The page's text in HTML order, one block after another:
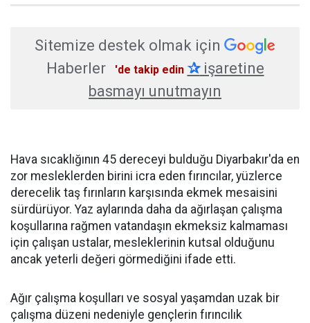
Sitemize destek olmak için
Haberler
'de takip edin ✰işaretine
basmayı unutmayın
Hava sıcaklığının 45 dereceyi bulduğu Diyarbakır'da en
zor mesleklerden birini icra eden fırıncılar, yüzlerce
derecelik taş fırınların karşısında ekmek mesaisini
sürdürüyor. Yaz aylarında daha da ağırlaşan çalışma
koşullarına rağmen vatandaşın ekmeksiz kalmaması
için çalışan ustalar, mesleklerinin kutsal olduğunu
ancak yeterli değeri görmediğini ifade etti.
Ağır çalışma koşulları ve sosyal yaşamdan uzak bir
çalışma düzeni nedeniyle gençlerin fırıncılık